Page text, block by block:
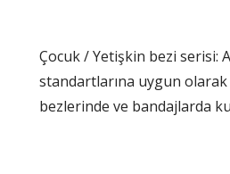
Çocuk / Yetişkin bezi serisi:
standartlarına uygun
bezlerinde ve bandajlarda